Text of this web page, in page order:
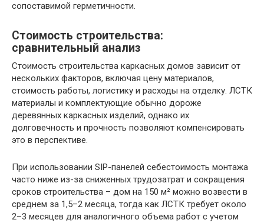
сопоставимой герметичности.
Стоимость строительства:
сравнительный анализ
Стоимость строительства каркасных домов зависит от
нескольких факторов, включая цену материалов,
стоимость работы, логистику и расходы на отделку. ЛСТК
материалы и комплектующие обычно дороже
деревянных каркасных изделий, однако их
долговечность и прочность позволяют компенсировать
это в перспективе.
При использовании SIP-панелей себестоимость монтажа
часто ниже из-за сниженных трудозатрат и сокращения
сроков строительства – дом на 150 м² можно возвести в
среднем за 1,5–2 месяца, тогда как ЛСТК требует около
2–3 месяцев для аналогичного объема работ с учетом